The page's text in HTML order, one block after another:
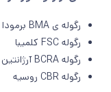
رگوله ی BMA برمودا
رگوله FSC کلمیبا
رگوله BCRA آرژانتین
رگوله CBR روسیه